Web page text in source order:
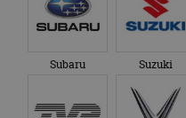
Subaru Suzuki